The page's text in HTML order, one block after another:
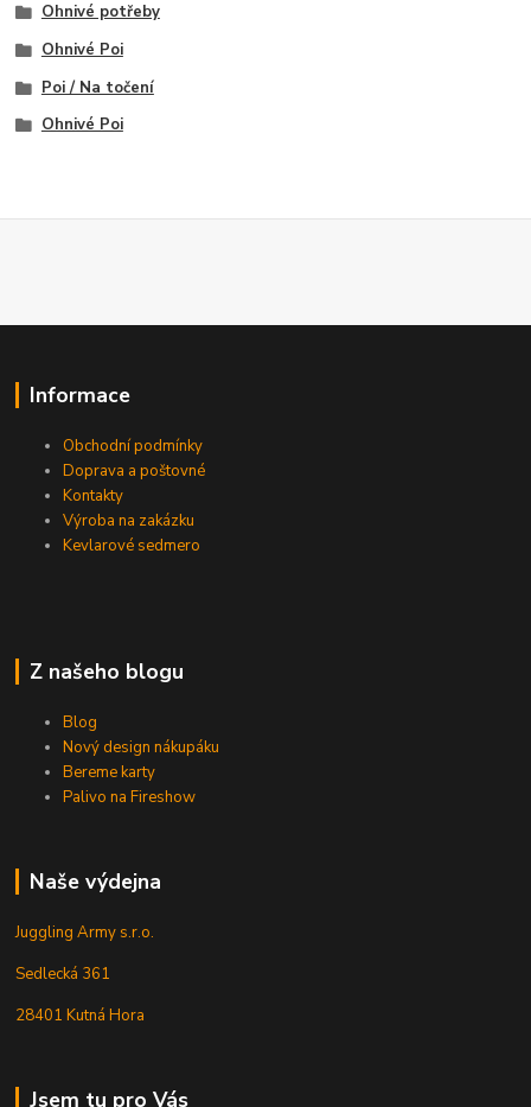
Ohnivé potřeby
Ohnivé Poi
Poi / Na točení
Ohnivé Poi
Informace
Obchodní podmínky
Doprava a poštovné
Kontakty
Výroba na zakázku
Kevlarové sedmero
Z našeho blogu
Blog
Nový design nákupáku
Bereme karty
Palivo na Fireshow
Naše výdejna
Juggling Army s.r.o.
Sedlecká 361
28401 Kutná Hora
Jsem tu pro Vás